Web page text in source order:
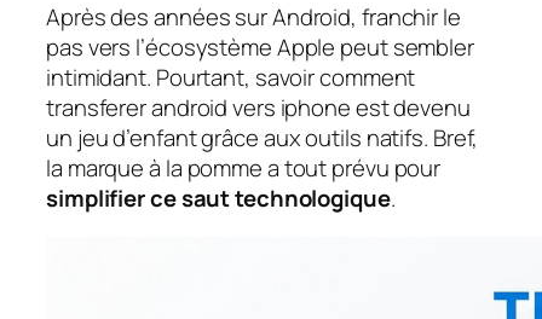
Après des années sur Android, franchir le
pas vers l’écosystème Apple peut sembler
intimidant. Pourtant, savoir comment
transferer android vers iphone est devenu
un jeu d’enfant grâce aux outils natifs. Bref,
la marque à la pomme a tout prévu pour
simplifier ce saut technologique.